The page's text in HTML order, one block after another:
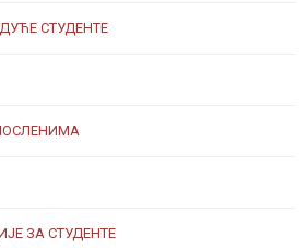
СТУДЕНТЕ
ЗА СТУДЕНТЕ